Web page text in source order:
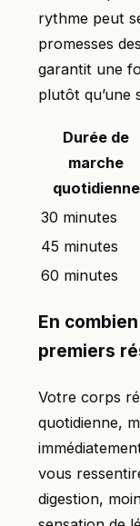
rythme peut
promesses
garantit une
plutôt qu’une
Durée de
marche
quotidienne
30 minutes
45 minutes
60 minutes
En
premiers
Votre corps
quotidienne,
vous
digestion,